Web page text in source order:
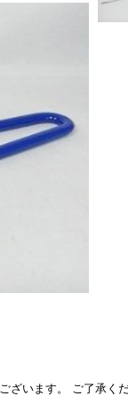
ざいます。 ご了承く